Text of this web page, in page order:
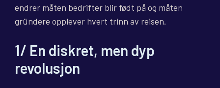
endrer måten bedrifter blir født på og måten
gründere opplever hvert trinn av reisen.
1/ En diskret, men dyp
revolusjon